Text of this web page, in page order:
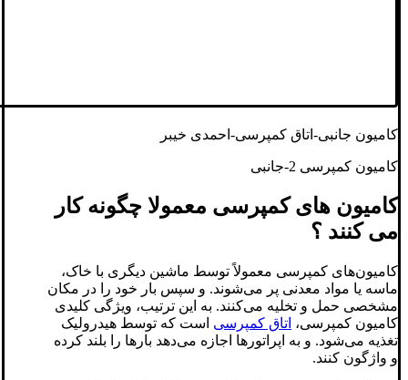
کامیون جانبی-اتاق کمپرسی-احمدی خیبر
کامیون کمپرسی 2-جانبی
کامیون های کمپرسی معمولا چگونه کار
می کنند ؟
کامیون‌های کمپرسی معمولاً توسط ماشین دیگری با خاک،
ماسه یا مواد معدنی پر می‌شوند. و سپس بار خود را در مکان
مشخصی حمل و تخلیه می‌کنند. به این ترتیب، ویژگی کلیدی
کامیون کمپرسی، اتاق کمپرسی است که توسط هیدرولیک
تغذیه می‌شود. و به اپراتورها اجازه می‌دهد بارها را بلند کرده
و واژگون کنند.